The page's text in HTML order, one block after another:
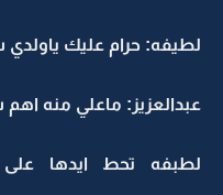
لطيفه: حرام عليك
عبدالعزيز: ماعلي منه
لطبفه تحط ايدها